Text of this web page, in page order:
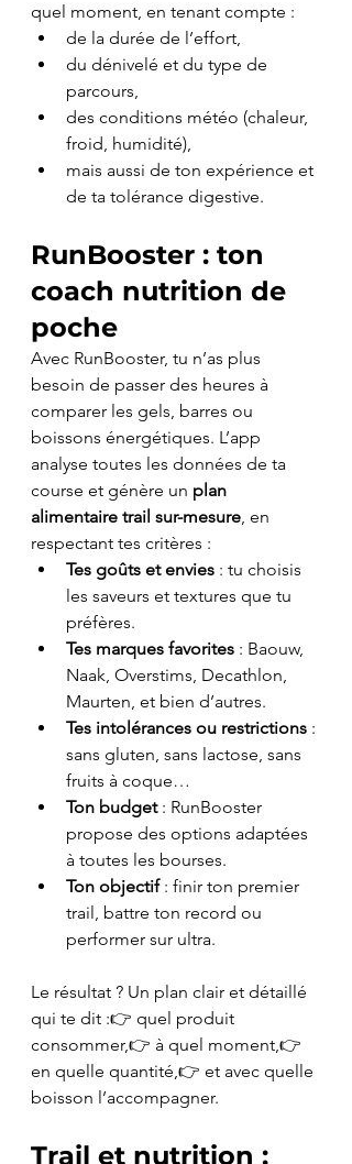
quel moment, en tenant compte :
de la durée de l’effort,
du dénivelé et du type de
parcours,
des conditions météo (chaleur,
froid, humidité),
mais aussi de ton expérience et
de ta tolérance digestive.
RunBooster : ton
coach nutrition de
poche
Avec RunBooster, tu n’as plus
besoin de passer des heures à
comparer les gels, barres ou
boissons énergétiques. L’app
analyse toutes les données de ta
course et génère un plan
alimentaire trail sur-mesure, en
respectant tes critères :
Tes goûts et envies : tu choisis
les saveurs et textures que tu
préfères.
Tes marques favorites : Baouw,
Naak, Overstims, Decathlon,
Maurten, et bien d’autres.
Tes intolérances ou restrictions :
sans gluten, sans lactose, sans
fruits à coque…
Ton budget : RunBooster
propose des options adaptées
à toutes les bourses.
Ton objectif : finir ton premier
trail, battre ton record ou
performer sur ultra.
Le résultat ? Un plan clair et détaillé
qui te dit :👉 quel produit
consommer,👉 à quel moment,👉
en quelle quantité,👉 et avec quelle
boisson l’accompagner.
Trail et nutrition :